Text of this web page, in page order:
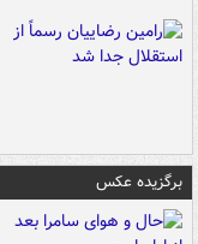
برگزیده عکس